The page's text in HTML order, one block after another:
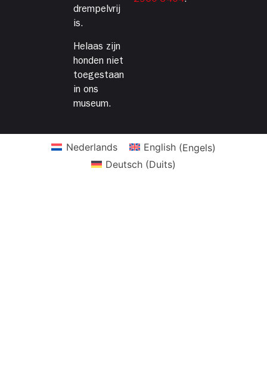
drempelvrij
is.
Helaas zijn
honden niet
toegestaan
in ons
museum.
Nederlands English(Engels)
Deutsch (Duits)